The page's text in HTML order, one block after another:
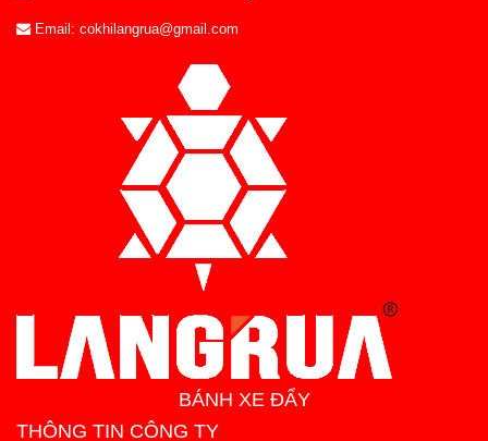
Email: cokhilangrua@gmail.com
BÁNH XE ĐẨY
THÔNG TIN CÔNG TY